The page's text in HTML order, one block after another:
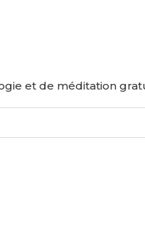
et de méditation